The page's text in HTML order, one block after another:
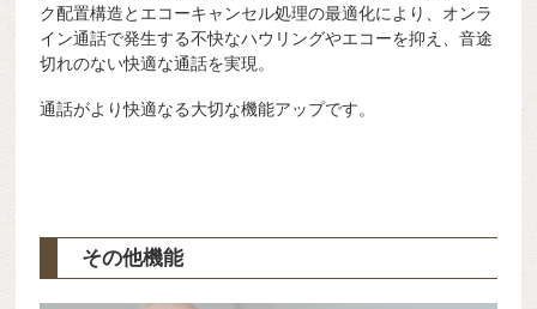
ク配置構造とエコーキャンセル処理の最適化により、オンラ
イン通話で発生する不快なハウリングやエコーを抑え、音途
切れのない快適な通話を実現。
通話がより快適なる大切な機能アップです。
その他機能